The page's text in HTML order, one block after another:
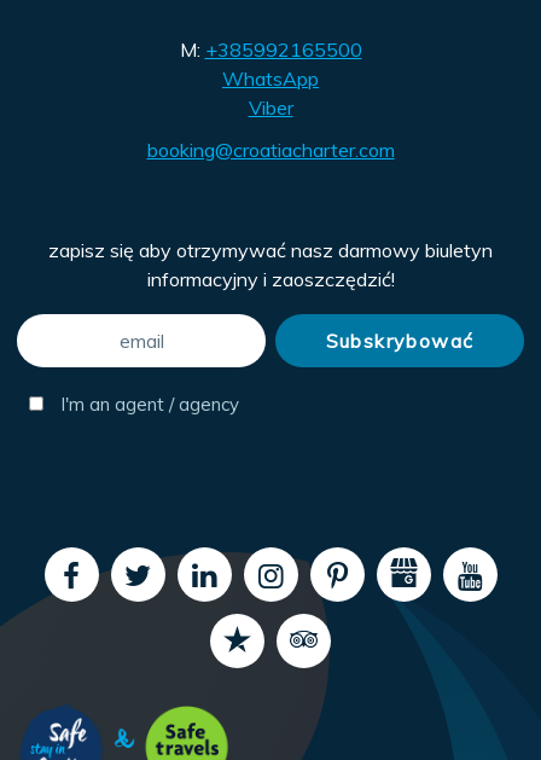
M: +385992165500
WhatsApp
Viber
booking@croatiacharter.com
zapisz się aby otrzymywać nasz darmowy biuletyn
informacyjny i zaoszczędzić!
I'm an agent / agency